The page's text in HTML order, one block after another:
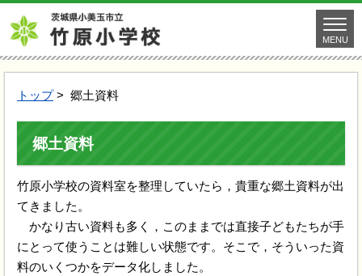
MENU
トップ> 郷土資料
郷土資料
竹原小学校の資料室を整理していたら，貴重な郷土資料が出
てきました。
かなり古い資料も多く，このままでは直接子どもたちが手
にとって使うことは難しい状態です。そこで，そういった資
料のいくつかをデータ化しました。